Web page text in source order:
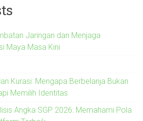
Jaringan dan Menjaga
Maya Masa Kini
Kurasi: Mengapa Berbelanja Bukan
Memilih Identitas
Angka SGP 2026: Memahami Pola